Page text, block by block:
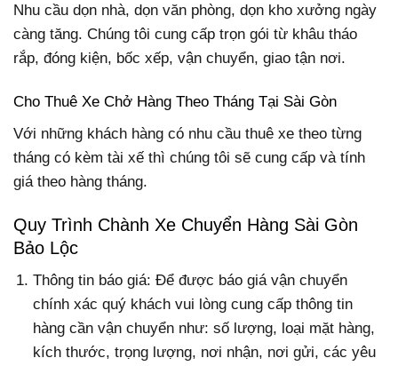
Nhu cầu dọn nhà, dọn văn phòng, dọn kho xưởng ngày
càng tăng. Chúng tôi cung cấp trọn gói từ khâu tháo
rắp, đóng kiện, bốc xếp, vận chuyển, giao tận nơi.
Cho Thuê Xe Chở Hàng Theo Tháng Tại Sài Gòn
Với những khách hàng có nhu cầu thuê xe theo từng
tháng có kèm tài xế thì chúng tôi sẽ cung cấp và tính
giá theo hàng tháng.
Quy Trình Chành Xe Chuyển Hàng Sài Gòn
Bảo Lộc
Thông tin báo giá: Để được báo giá vận chuyển
chính xác quý khách vui lòng cung cấp thông tin
hàng cần vận chuyển như: số lượng, loại mặt hàng,
kích thước, trọng lượng, nơi nhận, nơi gửi, các yêu